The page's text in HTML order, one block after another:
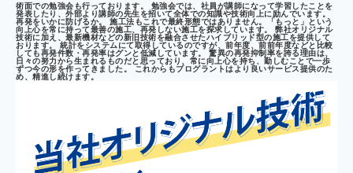
術面での勉強会も行っております。 勉強会では、社員が講師になって学習したことを
発表したり、外部より講師の先生を招いて全体での知識や技術向上に励んでいます。
再発をいかに防げるか。 施工法もこれで最終形態ではありません。「もっと」という
向上心を常に持って最善の施工、再発しない施工を探求しています。 弊社オリジナル
技術に加え、最新機材などの新旧技術を融合させたハイブリッド型の施工を提供して
おります。 統計をシステムにて取得しているのですが、前年度、前前年度などと比較
しても再発件数・再発率はグンと低減しています。 驚異の再発抑制率を誇る理由は、
日々の努力から生まれるものだと思っており、常に向上心を持ち、勤しむことで一歩
ずつ今の形を作ってきました。 これからもプログラントはより良いサービス提供のた
め、精進し続けます。